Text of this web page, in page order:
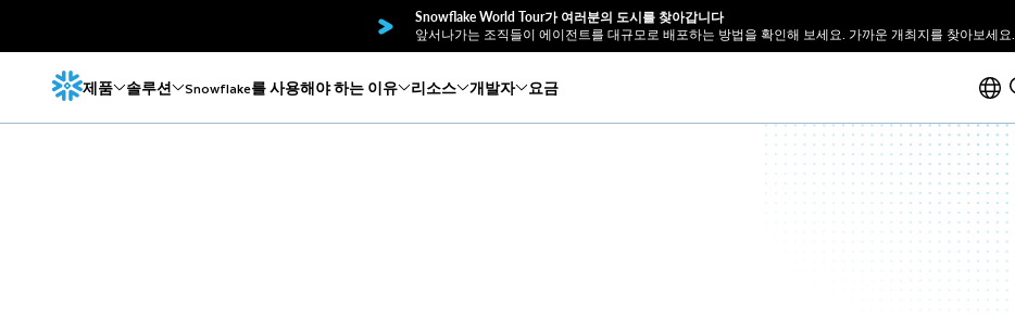
Snowflake World Tour가 여러분의 도시를 찾아갑니다
앞서나가는 조직들이 에이전트를 대규모로 배포하는 방법을 확인해 보세요. 가까운 개최지를 찾아보세요.
제품 솔루션 Snowflake를 사용해야 하는 이유 리소스 개발자 요금